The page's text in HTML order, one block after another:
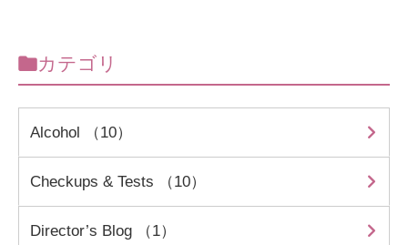
カテゴリ
Alcohol （10）
Checkups & Tests （10）
Director’s Blog （1）